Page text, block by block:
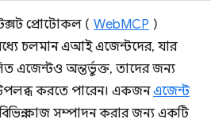
প্রোটোকল ( WebMCP )
চলমান এআই এজেন্টদের, যার
এজেন্টও অন্তর্ভুক্ত, তাদের জন্য
করতে পারেন। একজনএজেন্ট
কাজ সম্পাদন করার জন্য একটি